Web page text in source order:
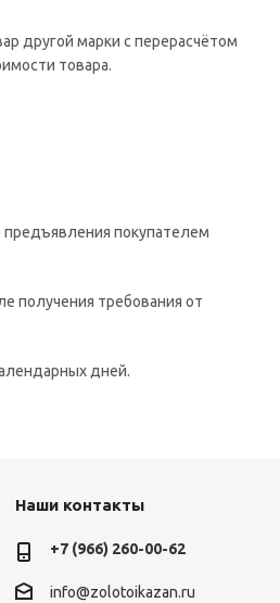
другой марки с перерасчётом
товара.
предъявления покупателем
получения требования от
дней.
Наши контакты
+7 (966) 260-00-62
info@zolotoikazan.ru